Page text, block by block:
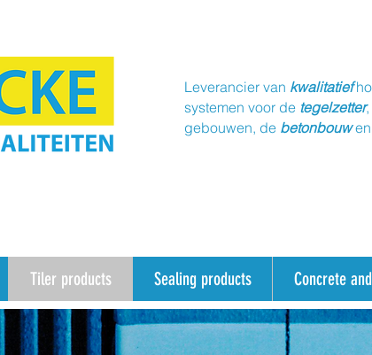
Leverancier van kwalitatief
systemen voor de tegelzetter
gebouwen, de betonbouw
Tiler products Sealing products Concrete